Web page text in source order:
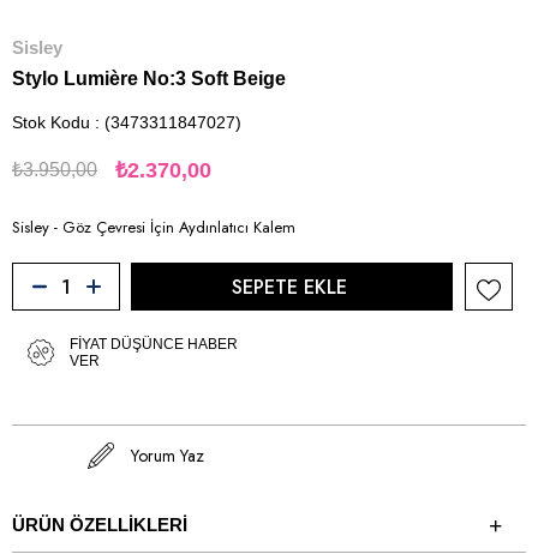
Sisley
Stylo Lumière No:3 Soft Beige
Stok Kodu (3473311847027)
₺3.950,00 ₺2.370,00
Sisley - Göz Çevresi İçin Aydınlatıcı Kalem
FIYAT DÜŞÜNCE HABER
VER
Yorum Yaz
ÜRÜN ÖZELLIKLERI